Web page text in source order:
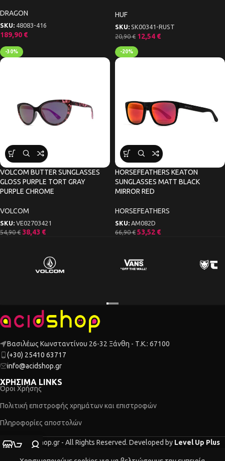
DRAGON
SKU: 48083-416
189,90 €
HUF
SKU: SK00341-RUST
20,90€ 12,54 €
-30%
VOLCOM BUTTER SUNGLASSES
GLOSS PURPLE TORT GRAY
PURPLE CHROME
VOLCOM
SKU: VE02703421
54,90€ 38,43 €
-20%
HORSEFEATHERS KEATON
SUNGLASSES MATT BLACK
MIRROR RED
HORSEFEATHERS
SKU: AM082D
66,90€ 53,52 €
Βασιλέως Κωνσταντίνου 26-32 Ξάνθη - Τ.Κ.: 67100
(+30) 25410 63717
info@acidshop.gr
ΧΡΗΣΙΜΑ LINKS
Όροι Χρήσης
Πολιτική επιστροφής χρημάτων και επιστροφών
Πληροφορίες αποστολών
2026 Acidshop.gr - All Rights Reserved. Developed by Level Up Plus